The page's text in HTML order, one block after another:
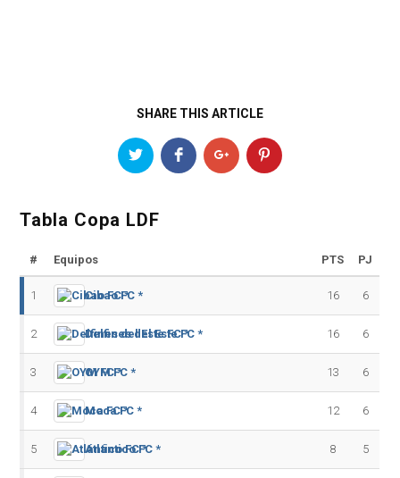
SHARE THIS ARTICLE
Tabla Copa LDF
# Equipos PTS PJ
1 Cibao FC * 16 6
2 Delfines del Este FC * 16 6
3 OYM FC * 13 6
4 Moca FC * 12 6
5 Atlántico FC * 8 5